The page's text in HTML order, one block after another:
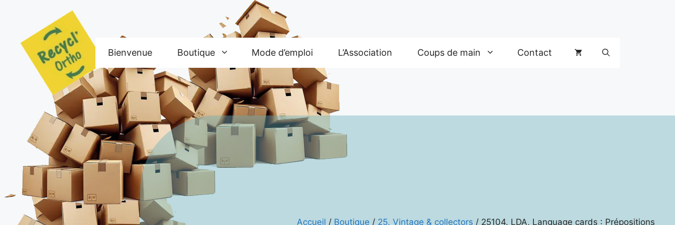
Bienvenue Boutique Mode d’emploi L’Association Coups de main Contact
Accueil / Boutique / 25. Vintage & collectors / 25104. LDA, Language cards : Prépositions